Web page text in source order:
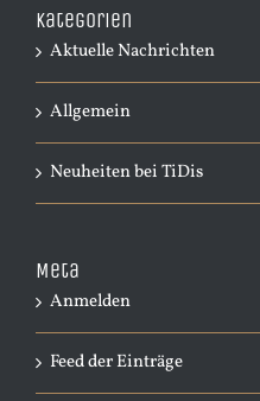
Kategorien
Aktuelle Nachrichten
Allgemein
Neuheiten bei TiDis
Meta
Anmelden
Feed der Einträge